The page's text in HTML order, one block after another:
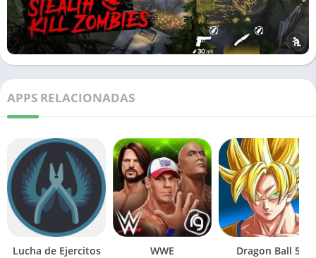
APPS RELACIONADAS
Lucha de Ejercitos WWE Dragon Ball 5